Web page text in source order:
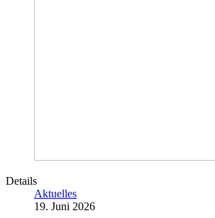
Details
Aktuelles
19. Juni 2026